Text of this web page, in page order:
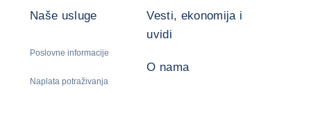
Naše usluge
Poslovne informacije
Naplata potraživanja
Vesti, ekonomija i
uvidi
O nama